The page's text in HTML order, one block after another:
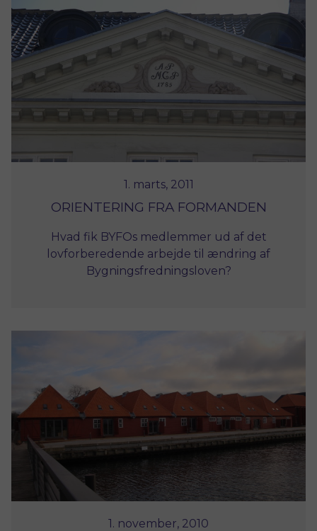
1. marts, 2011
ORIENTERING FRA FORMANDEN
Hvad fik BYFOs medlemmer ud af det
lovforberedende arbejde til ændring af
Bygningsfredningsloven?
1. november, 2010